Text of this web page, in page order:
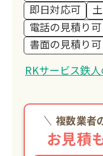
即日対応可
電話の見積り可
書面の見積り可
RKサービス鉄
複数業者
お見積